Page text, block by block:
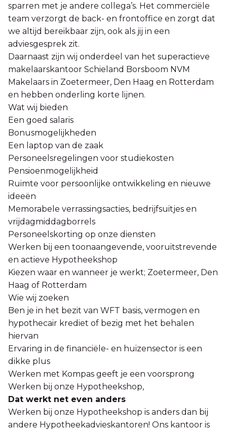
sparren met je andere collega’s. Het commerciële
team verzorgt de back- en frontoffice en zorgt dat
we altijd bereikbaar zijn, ook als jij in een
adviesgesprek zit.
Daarnaast zijn wij onderdeel van het superactieve
makelaarskantoor Schieland Borsboom NVM
Makelaars in Zoetermeer, Den Haag en Rotterdam
en hebben onderling korte lijnen.
Wat wij bieden
Een goed salaris
Bonusmogelijkheden
Een laptop van de zaak
Personeelsregelingen voor studiekosten
Pensioenmogelijkheid
Ruimte voor persoonlijke ontwikkeling en nieuwe
ideeën
Memorabele verrassingsacties, bedrijfsuitjes en
vrijdagmiddagborrels
Personeelskorting op onze diensten
Werken bij een toonaangevende, vooruitstrevende
en actieve Hypotheekshop
Kiezen waar en wanneer je werkt; Zoetermeer, Den
Haag of Rotterdam
Wie wij zoeken
Ben je in het bezit van WFT basis, vermogen en
hypothecair krediet of bezig met het behalen
hiervan
Ervaring in de financiële- en huizensector is een
dikke plus
Werken met Kompas geeft je een voorsprong
Werken bij onze Hypotheekshop,
Dat werkt net even anders
Werken bij onze Hypotheekshop is anders dan bij
andere Hypotheekadvieskantoren! Ons kantoor is